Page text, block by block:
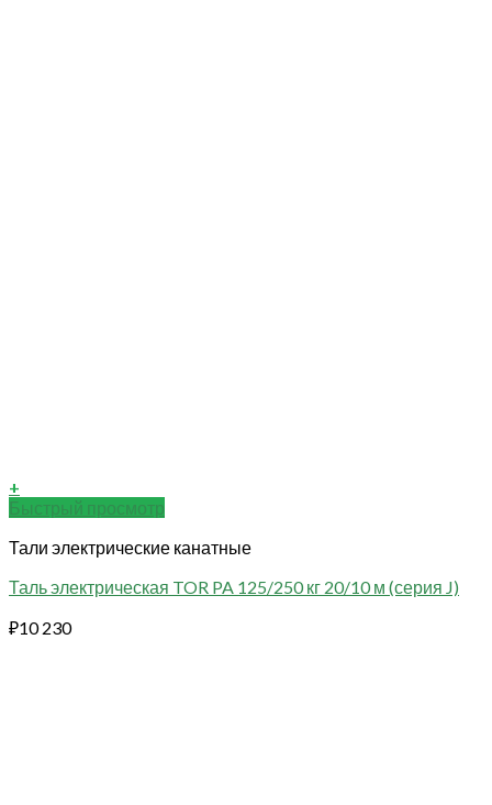
+
Быстрый просмотр
Тали электрические канатные
Таль электрическая TOR PA 125/250 кг 20/10 м (серия J)
₽10 230